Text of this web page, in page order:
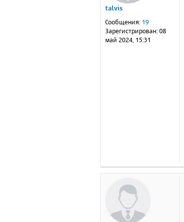
talvis
Сообщения: 19
Зарегистрирован:08
май 2024, 15:31